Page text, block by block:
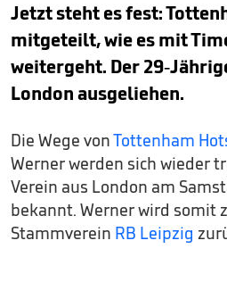
Jetzt steht es fest:
mitgeteilt, wie es mit
weitergeht. Der 29-
London ausgeliehen.
Die Wege vonTottenham
Werner werden sich wieder
Verein aus London am
bekannt. Werner wird somit
Stammverein RB Leipzig